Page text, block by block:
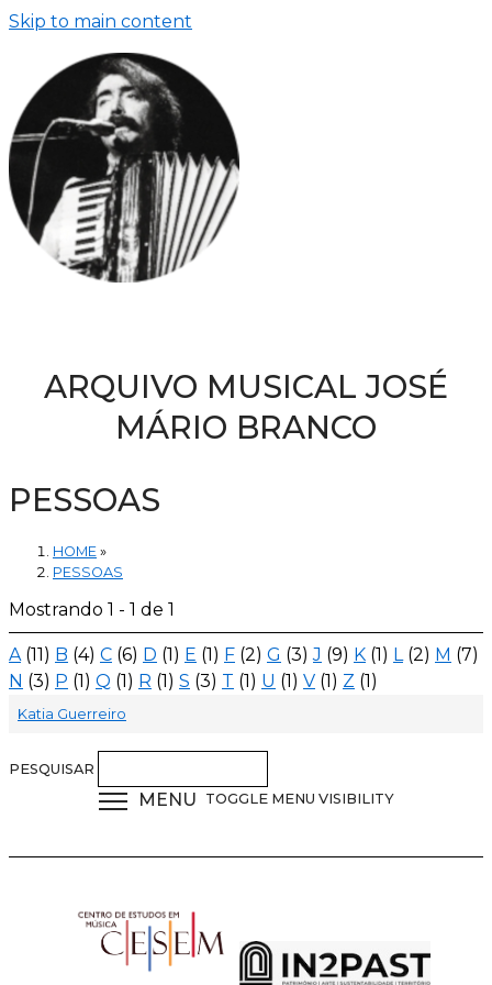
Skip to main content
ARQUIVO MUSICAL JOSÉ
MÁRIO BRANCO
PESSOAS
HOME »
PESSOAS
Mostrando 1 - 1 de 1
A (11) B (4) C (6) D (1) E (1) F (2) G (3)J (9) K (1) L (2) M (7)
N (3) P (1) Q (1) R (1) S (3) T (1) U (1) V (1) Z (1)
Katia Guerreiro
PESQUISAR
MENU TOGGLE MENU VISIBILITY